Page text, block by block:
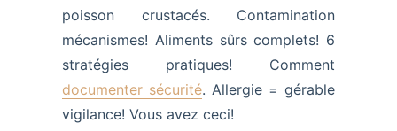
poisson crustacés. Contamination
mécanismes! Aliments sûrs complets! 6
stratégies pratiques! Comment
documenter sécurité. Allergie = gérable
vigilance! Vous avez ceci!